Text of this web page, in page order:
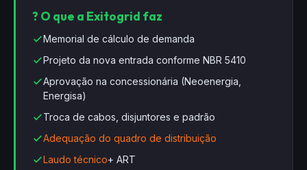
? O que a Exitogrid faz
Memorial de cálculo de demanda
Projeto da nova entrada conforme NBR 5410
Aprovação na concessionária (Neoenergia,
Energisa)
Troca de cabos, disjuntores e padrão
Adequação do quadro de distribuição
Laudo técnico+ ART